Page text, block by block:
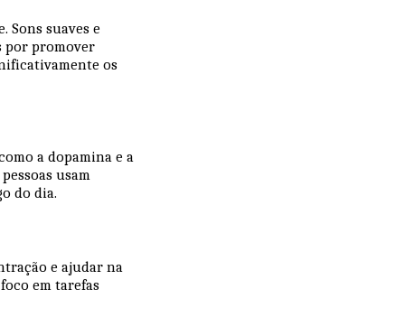
Sons suaves e
por promover
os
a dopamina e a
usam
do dia.
e ajudar na
em tarefas